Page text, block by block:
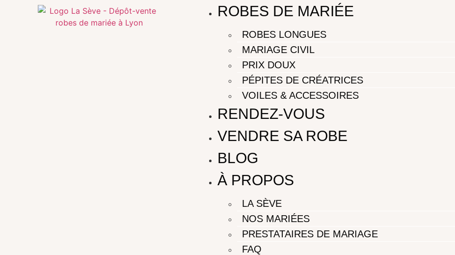
ROBES DE MARIÉE
ROBES LONGUES
MARIAGE CIVIL
PRIX DOUX
PÉPITES DE CRÉATRICES
VOILES & ACCESSOIRES
RENDEZ-VOUS
VENDRE SA ROBE
BLOG
À PROPOS
LA SÈVE
NOS MARIÉES
PRESTATAIRES DE MARIAGE
FAQ